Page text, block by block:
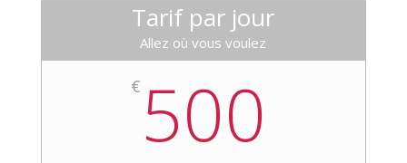
Tarif par jour
Allez où vous voulez
€ 500